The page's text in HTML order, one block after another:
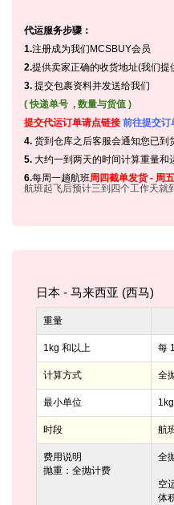
代运服务步骤：
1.注册成为我们MCSBUY会员
2.提供卖家正确的收货地址(我们提
3. 提交包裹资料并发送给我们
( 快递单号 , 数量与货值 )
提交代运订单请点链接 前往提交订
4. 货到仓库之后客服会通知您已到
5. 大约一到两天的时间计算重量和
6.每周一趟航班周四截单发货 - 周
航班起飞后预计三到四个工作天就
日本 - 马来西亚 (西马)
重量
1kg 和以上 每
计算方式 全
最小单位 1kg
时段 航
费用说明
抛重：全抛计费
全
空
体